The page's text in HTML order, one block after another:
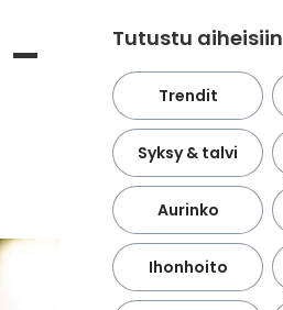
Tutustu aiheisiin
Trendit
Syksy & talvi
Aurinko
Ihonhoito
–